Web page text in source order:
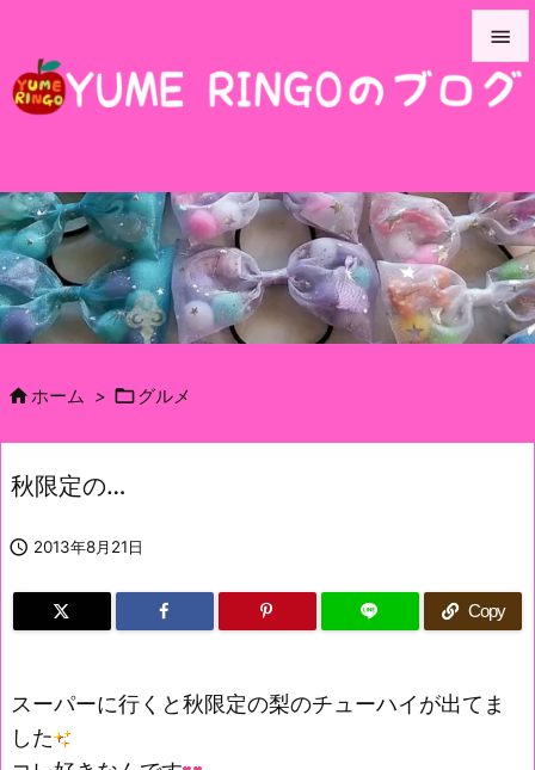



前へ

次へ

ホーム > グルメ
秋限定の…
 2013年8月21日
Copy
スーパーに行くと秋限定の梨のチューハイが出てま
した